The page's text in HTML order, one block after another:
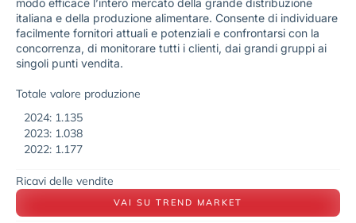
modo efficace l’intero mercato della grande distribuzione
italiana e della produzione alimentare. Consente di individuare
facilmente fornitori attuali e potenziali e confrontarsi con la
concorrenza, di monitorare tutti i clienti, dai grandi gruppi ai
singoli punti vendita.
Totale valore produzione
2024: 1.135
2023: 1.038
2022: 1.177
Ricavi delle vendite
VAI SU TREND MARKET